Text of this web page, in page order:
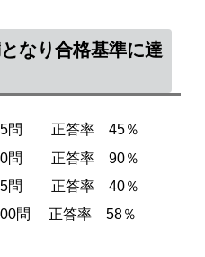
なり合格基準に達
問 正答率 45％
20問 正答率 90％
問 正答率 40％
正答率 58％